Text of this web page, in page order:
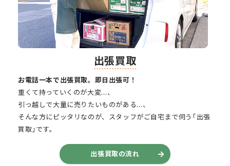
出張買取
お電話一本で出張買取。即日出張可！
重くて持っていくのが大変…、
引っ越しで大量に売りたいものがある…、
そんな方にピッタリなのが、スタッフがご自宅まで伺う｢出張
買取｣です。
出張買取の流れ